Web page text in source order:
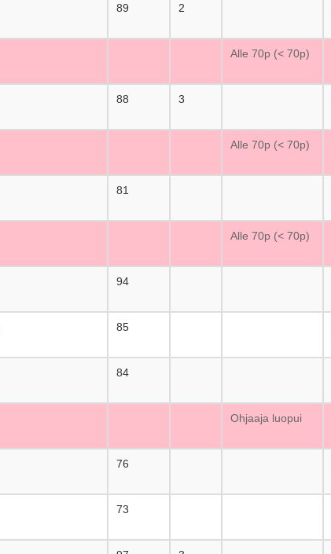
89 2
Alle 70p (< 70p)
88 3
Alle 70p (< 70p)
81
Alle 70p (< 70p)
94
85
84
Ohjaaja luopui
76
73